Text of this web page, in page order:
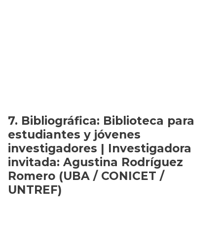
Bibliográfica: Biblioteca para
estudiantes y jóvenes
investigadores | Investigadora
invitada: Agustina Rodríguez
Romero (UBA / CONICET /
UNTREF)